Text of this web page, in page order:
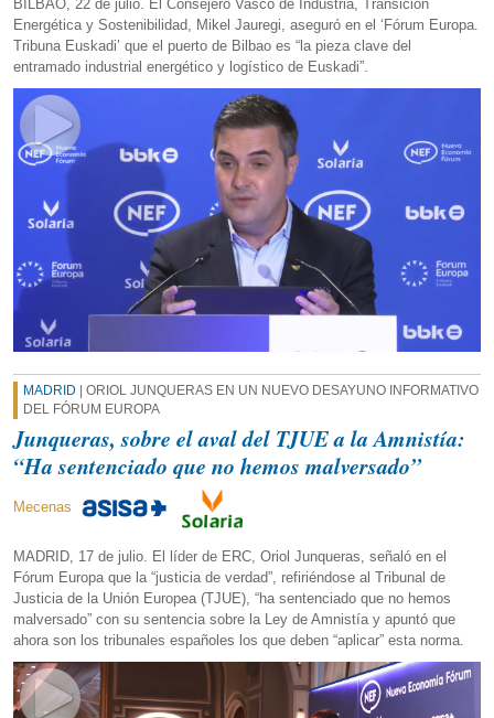
BILBAO, 22 de julio. El Consejero Vasco de Industria, Transición
Energética y Sostenibilidad, Mikel Jauregi, aseguró en el ‘Fórum Europa.
Tribuna Euskadi’ que el puerto de Bilbao es “la pieza clave del
entramado industrial energético y logístico de Euskadi”.
MADRID | ORIOL JUNQUERAS EN UN NUEVO DESAYUNO INFORMATIVO
DEL FÓRUM EUROPA
Junqueras, sobre el aval del TJUE a la Amnistía:
“Ha sentenciado que no hemos malversado”
Mecenas
MADRID, 17 de julio. El líder de ERC, Oriol Junqueras, señaló en el
Fórum Europa que la “justicia de verdad”, refiriéndose al Tribunal de
Justicia de la Unión Europea (TJUE), “ha sentenciado que no hemos
malversado” con su sentencia sobre la Ley de Amnistía y apuntó que
ahora son los tribunales españoles los que deben “aplicar” esta norma.